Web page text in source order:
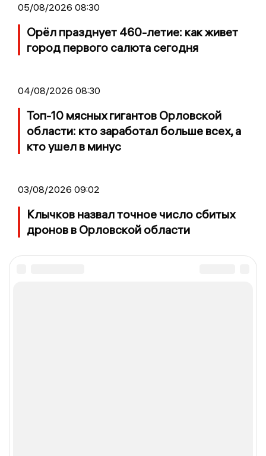
05/08/2026 08:30
Орёл празднует 460-летие: как живет
город первого салюта сегодня
04/08/2026 08:30
Топ-10 мясных гигантов Орловской
области: кто заработал больше всех, а
кто ушел в минус
03/08/2026 09:02
Клычков назвал точное число сбитых
дронов в Орловской области